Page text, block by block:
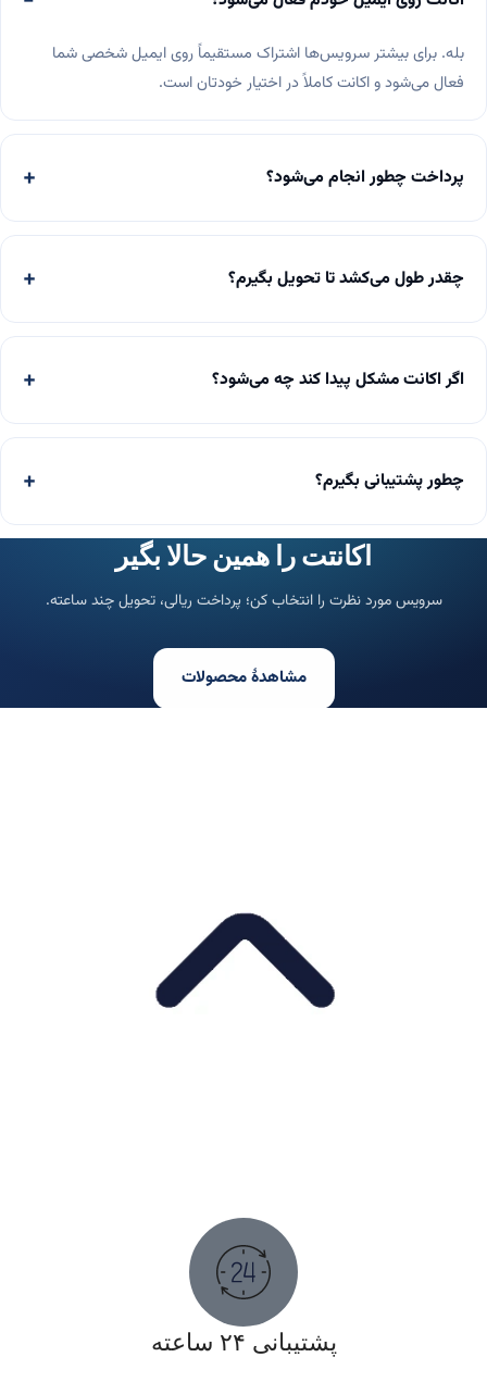
بله. برای بیشتر سرویس‌ها اشتراک مستقیماً روی ایمیل شخصی شما
فعال می‌شود و اکانت کاملاً در اختیار خودتان است.
پرداخت چطور انجام می‌شود؟
چقدر طول می‌کشد تا تحویل بگیرم؟
اگر اکانت مشکل پیدا کند چه می‌شود؟
چطور پشتیبانی بگیرم؟
اکانتت را همین حالا بگیر
سرویس مورد نظرت را انتخاب کن؛ پرداخت ریالی، تحویل چند ساعته.
مشاهدهٔ محصولات
پشتیبانی ۲۴ ساعته